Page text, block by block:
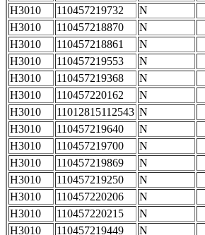
H3010
110457219732
N
H3010
110457218870
N
H3010
110457218861
N
H3010
110457219553
N
H3010
110457219368
N
H3010
110457220162
N
H3010
11012815112543 N
H3010
110457219640
N
H3010
110457219700
N
H3010
110457219869
N
H3010
110457219250
N
H3010
110457220206
N
H3010
110457220215
N
H3010
110457219449 N